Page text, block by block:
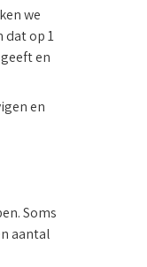
we
dat op 1
en
en
Soms
aantal